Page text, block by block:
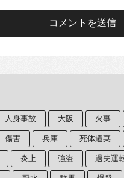
人身事故 大阪 火事
傷害 兵庫 死体遺棄
炎上 強盗 過失運